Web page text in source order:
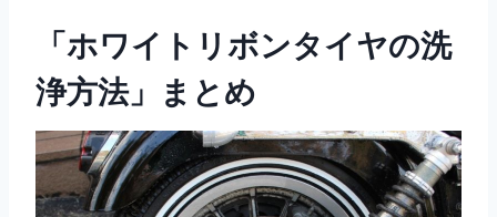
「ホワイトリボンタイヤの洗
浄方法」まとめ